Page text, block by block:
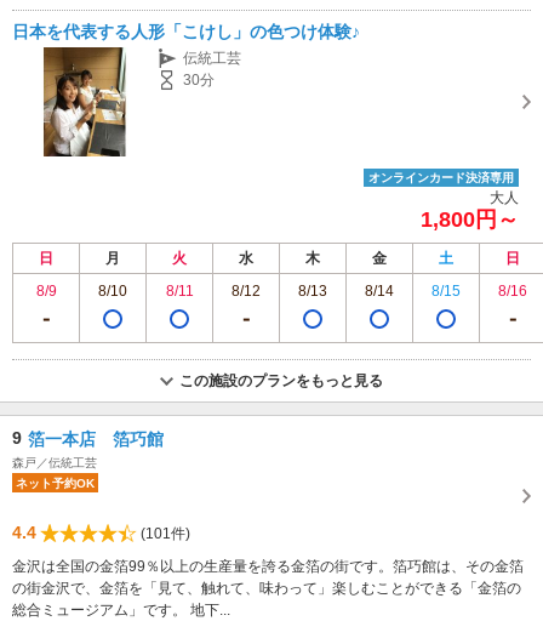
日本を代表する人形「こけし」の色つけ体験♪
伝統工芸
30分
オンラインカード決済専用
大人
1,800円～
日 月 火 水 木 金 土
日
8/9
8/10 8/11 8/12 8/13 8/14 8/15 8/16
この施設のプランをもっと見る
9 箔一本店 箔巧館
森戸／伝統工芸
ネット予約OK
4.4
(101件)
金沢は全国の金箔99％以上の生産量を誇る金箔の街です。箔巧館は、その金箔
の街金沢で、金箔を「見て、触れて、味わって」楽しむことができる「金箔の
総合ミュージアム」です。 地下...